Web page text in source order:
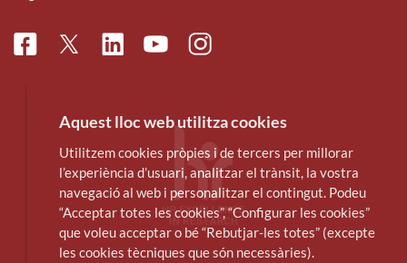
FacebookTwitterLinkedinYoutubeInstagram
Aquest lloc web utilitza cookies
Utilitzem cookies pròpies i de tercers per millorar
l’experiència d’usuari, analitzar el trànsit, la vostra
navegació al web i personalitzar el contingut. Podeu
“Acceptar totes les cookies”, “Configurar les cookies”
que voleu acceptar o bé “Rebutjar-les totes” (excepte
les cookies tècniques que són necessàries).